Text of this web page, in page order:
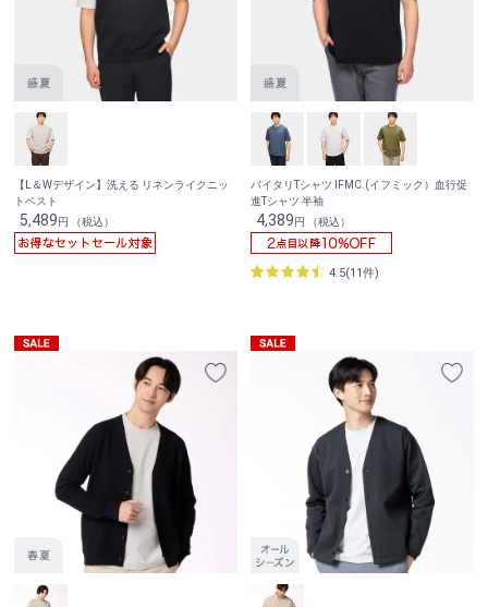
【L＆Wデザイン】洗える リネンライクニッ
トベスト
5,489円 （税込）
バイタリTシャツ IFMC.(イフミック）血行促
進Tシャツ 半袖
4,389円 （税込）
4.5(11件)